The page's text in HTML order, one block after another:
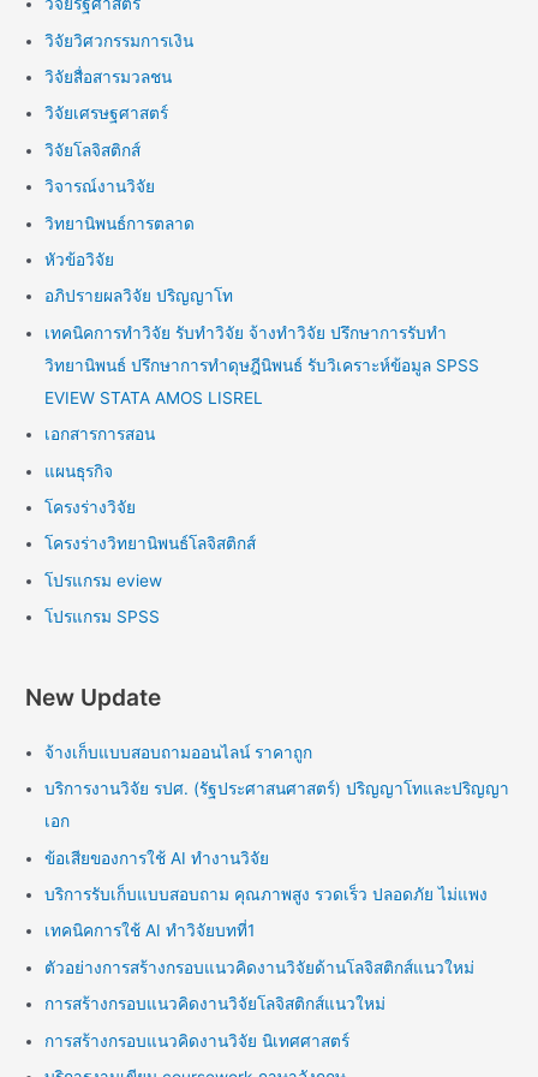
วิจัยวิศวกรรมการเงิน
วิจัยสื่อสารมวลชน
วิจัยเศรษฐศาสตร์
วิจัยโลจิสติกส์
วิจารณ์งานวิจัย
วิทยานิพนธ์การตลาด
หัวข้อวิจัย
อภิปรายผลวิจัย ปริญญาโท
เทคนิคการทำวิจัย รับทำวิจัย จ้างทำวิจัย ปรึกษาการรับทำ
วิทยานิพนธ์ ปรึกษาการทำดุษฎีนิพนธ์ รับวิเคราะห์ข้อมูล SPSS
EVIEW STATA AMOS LISREL
เอกสารการสอน
แผนธุรกิจ
โครงร่างวิจัย
โครงร่างวิทยานิพนธ์โลจิสติกส์
โปรแกรม eview
โปรแกรม SPSS
New Update
จ้างเก็บแบบสอบถามออนไลน์ ราคาถูก
บริการงานวิจัย รปศ. (รัฐประศาสนศาสตร์) ปริญญาโทและปริญญา
เอก
ข้อเสียของการใช้ AI ทำงานวิจัย
บริการรับเก็บแบบสอบถาม คุณภาพสูง รวดเร็ว ปลอดภัย ไม่แพง
เทคนิคการใช้ AI ทำวิจัยบทที่1
ตัวอย่างการสร้างกรอบแนวคิดงานวิจัยด้านโลจิสติกส์แนวใหม่
การสร้างกรอบแนวคิดงานวิจัยโลจิสติกส์แนวใหม่
การสร้างกรอบแนวคิดงานวิจัย นิเทศศาสตร์